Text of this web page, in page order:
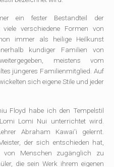
ein fester Bestandteil der
verschiedene Formen von
immer als heilige Heilkunst
kundiger Familien von
meistens vom
jüngeres Familienmitglied. Auf
sich eigene Stile und jeder
Floyd habe ich den Tempelstil
Lomi Nui unterrichtet wird.
Abraham Kawai'i gelernt.
der sich entschieden hat,
von Menschen zugänglich zu
die sein Werk ihrem eigenen